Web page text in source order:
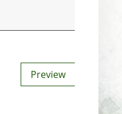
Preview